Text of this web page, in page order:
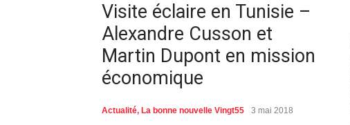
Visite éclaire en Tunisie –
Alexandre Cusson et
Martin Dupont en mission
économique
Actualité, La bonne nouvelle Vingt55 3 mai 2018